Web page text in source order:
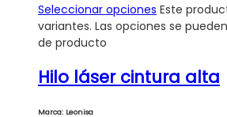
Seleccionar opciones Este
variantes. Las opciones se
de producto
Hilo láser cintura alta
Marca: Leonisa